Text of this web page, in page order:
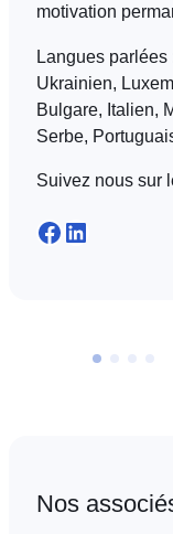
motivation
Langues parlées
Ukrainien,
Bulgare, Italien,
Serbe,
Suivez nous sur
Facebook
LinkedIn
Nos